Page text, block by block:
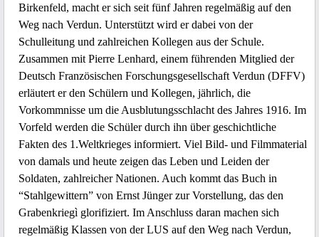
Birkenfeld, macht er sich seit fünf Jahren regelmäßig auf den
Weg nach Verdun. Unterstützt wird er dabei von der
Schulleitung und zahlreichen Kollegen aus der Schule.
Zusammen mit Pierre Lenhard, einem führenden Mitglied der
Deutsch Französischen Forschungsgesellschaft Verdun (DFFV)
erläutert er den Schülern und Kollegen, jährlich, die
Vorkommnisse um die Ausblutungsschlacht des Jahres 1916. Im
Vorfeld werden die Schüler durch ihn über geschichtliche
Fakten des 1.Weltkrieges informiert. Viel Bild- und Filmmaterial
von damals und heute zeigen das Leben und Leiden der
Soldaten, zahlreicher Nationen. Auch kommt das Buch in
“Stahlgewittern” von Ernst Jünger zur Vorstellung, das den
Grabenkriegì glorifiziert. Im Anschluss daran machen sich
regelmäßig Klassen von der LUS auf den Weg nach Verdun,